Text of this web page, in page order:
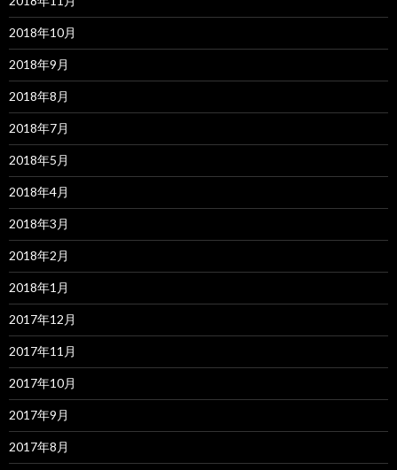
2018年10月
2018年9月
2018年8月
2018年7月
2018年5月
2018年4月
2018年3月
2018年2月
2018年1月
2017年12月
2017年11月
2017年10月
2017年9月
2017年8月